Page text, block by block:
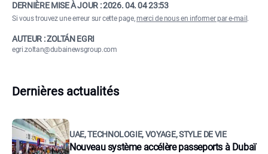
DERNIÈRE MISE À JOUR :2026. 04. 04 23:53
Si vous trouvez une erreur sur cette page,merci de nous en informer par e-mail .
AUTEUR : ZOLTÁN EGRI
egri.zoltan@dubainewsgroup.com
Dernières actualités
UAE, TECHNOLOGIE, VOYAGE, STYLE DE VIE
Nouveau système accélère passeports à Dubaï